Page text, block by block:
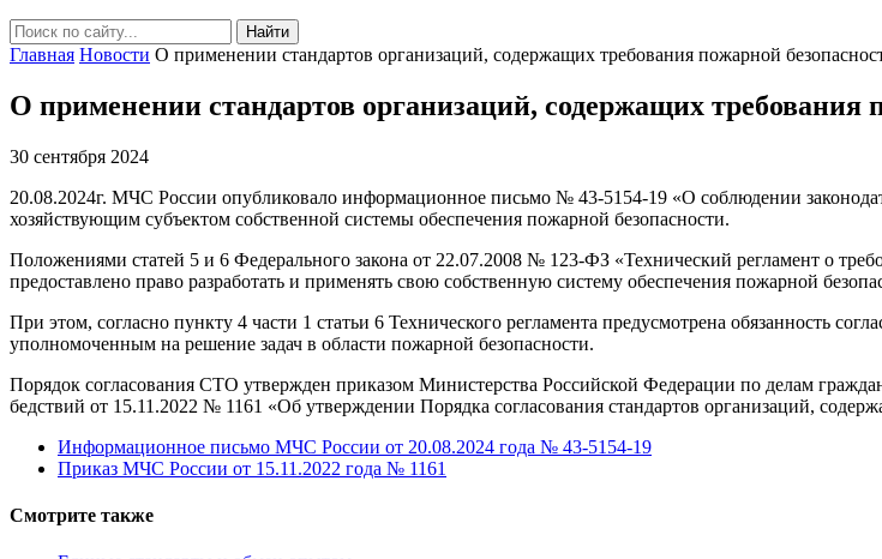
Найти
Главная Новости О применении стандартов организаций, содержащих требования пожарной
О применении стандартов организаций, содержащих требования
30 сентября 2024
20.08.2024г. МЧС России опубликовало информационное письмо № 43-5154-19 «О соблюдении
хозяйствующим субъектом собственной системы обеспечения пожарной безопасности.
Положениями статей 5 и 6 Федерального закона от 22.07.2008 № 123-ФЗ «Технический регламент о
предоставлено право разработать и применять свою собственную систему обеспечения пожарной
При этом, согласно пункту 4 части 1 статьи 6 Технического регламента предусмотрена обязанность
уполномоченным на решение задач в области пожарной безопасности.
Порядок согласования СТО утвержден приказом Министерства Российской Федерации по делам
бедствий от 15.11.2022 № 1161 «Об утверждении Порядка согласования стандартов организаций,
Информационное письмо МЧС России от 20.08.2024 года № 43-5154-19
Приказ МЧС России от 15.11.2022 года № 1161
Смотрите также